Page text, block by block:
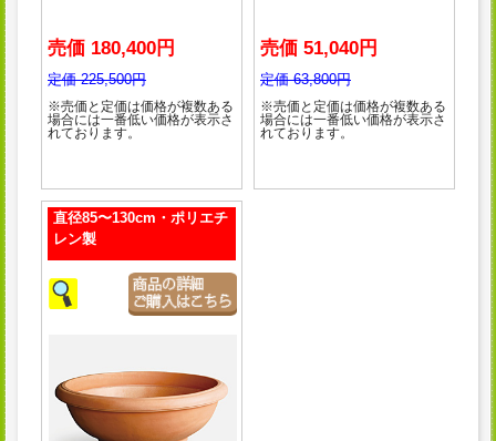
売価 180,400円
定価 225,500円
※売価と定価は価格が複数ある
場合には一番低い価格が表示さ
れております。
売価 51,040円
定価 63,800円
※売価と定価は価格が複数ある
場合には一番低い価格が表示さ
れております。
直径85〜130cm・ポリエチ
レン製